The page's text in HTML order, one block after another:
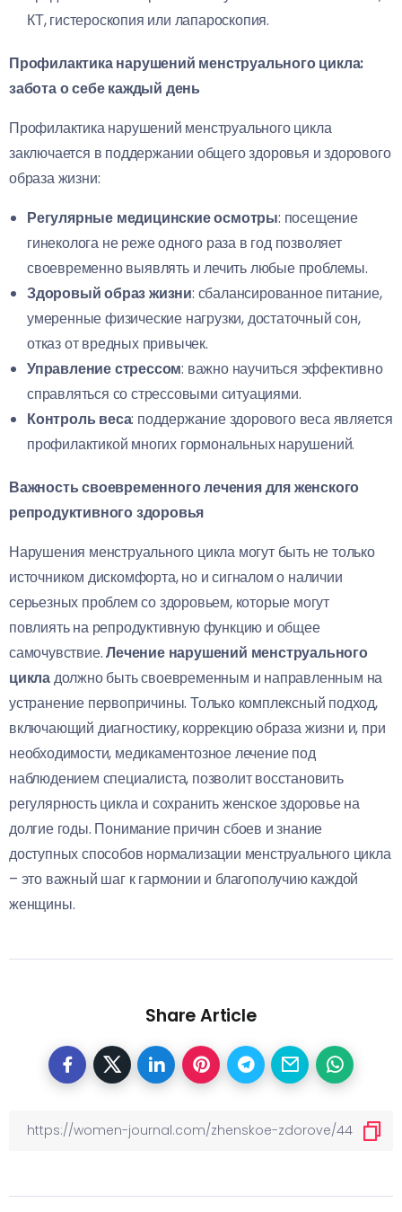
КТ, гистероскопия или лапароскопия.
Профилактика нарушений менструального цикла:
забота о себе каждый день
Профилактика нарушений менструального цикла
заключается в поддержании общего здоровья и здорового
образа жизни:
Регулярные медицинские осмотры: посещение
гинеколога не реже одного раза в год позволяет
своевременно выявлять и лечить любые проблемы.
Здоровый образ жизни: сбалансированное питание,
умеренные физические нагрузки, достаточный сон,
отказ от вредных привычек.
Управление стрессом: важно научиться эффективно
справляться со стрессовыми ситуациями.
Контроль веса: поддержание здорового веса является
профилактикой многих гормональных нарушений.
Важность своевременного лечения для женского
репродуктивного здоровья
Нарушения менструального цикла могут быть не только
источником дискомфорта, но и сигналом о наличии
серьезных проблем со здоровьем, которые могут
повлиять на репродуктивную функцию и общее
самочувствие.Лечение нарушений менструального
цикладолжно быть своевременным и направленным на
устранение первопричины. Только комплексный подход,
включающий диагностику, коррекцию образа жизни и, при
необходимости, медикаментозное лечение под
наблюдением специалиста, позволит восстановить
регулярность цикла и сохранить женское здоровье на
долгие годы. Понимание причин сбоев и знание
доступных способов нормализации менструального цикла
– это важный шаг к гармонии и благополучию каждой
женщины.
Share Article